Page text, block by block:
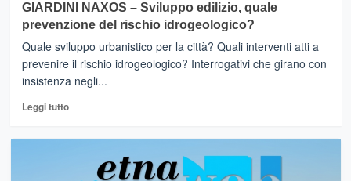
San
Giovanni
GIARDINI
NAXOS
–
Dalla
Regione
Ok
alla
GIARDINI NAXOS – Sviluppo edilizio, quale
prevenzione del rischio idrogeologico?
Quale sviluppo urbanistico per la città? Quali interventi atti a
prevenire il rischio idrogeologico? Interrogativi che girano con
insistenza negli...
Leggi tuttoLeggi
GIARDINI
NAXOS